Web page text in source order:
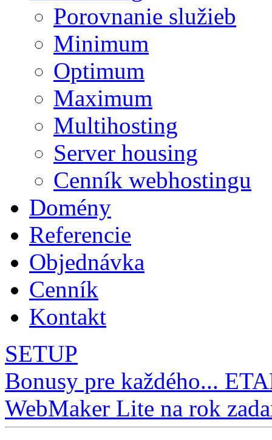
Porovnanie služieb
Minimum
Optimum
Maximum
Multihosting
Server housing
Cenník webhostingu
Domény
Referencie
Objednávka
Cenník
Kontakt
SETUP
Bonusy pre každého...
WebMaker Lite na rok